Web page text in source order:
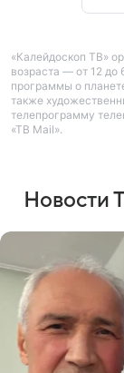
«Калейдоскоп ТВ»
возраста — от 12 до
программы о
также
телепрограмму
«ТВ Mail».
Новости